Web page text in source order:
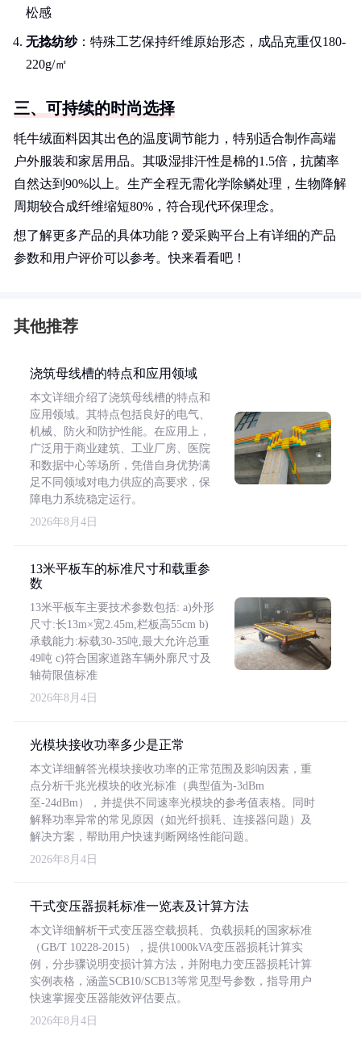
松感
无捻纺纱：特殊工艺保持纤维原始形态，成品克重仅180-
220g/㎡
三、可持续的时尚选择
牦牛绒面料因其出色的温度调节能力，特别适合制作高端
户外服装和家居用品。其吸湿排汗性是棉的1.5倍，抗菌率
自然达到90%以上。生产全程无需化学除鳞处理，生物降解
周期较合成纤维缩短80%，符合现代环保理念。
想了解更多产品的具体功能？爱采购平台上有详细的产品
参数和用户评价可以参考。快来看看吧！
其他推荐
浇筑母线槽的特点和应用领域
本文详细介绍了浇筑母线槽的特点和
应用领域。其特点包括良好的电气、
机械、防火和防护性能。在应用上，
广泛用于商业建筑、工业厂房、医院
和数据中心等场所，凭借自身优势满
足不同领域对电力供应的高要求，保
障电力系统稳定运行。
2026年8月4日
13米平板车的标准尺寸和载重参
数
13米平板车主要技术参数包括: a)外形
尺寸:长13m×宽2.45m,栏板高55cm b)
承载能力:标载30-35吨,最大允许总重
49吨 c)符合国家道路车辆外廓尺寸及
轴荷限值标准
2026年8月4日
光模块接收功率多少是正常
本文详细解答光模块接收功率的正常范围及影响因素，重
点分析千兆光模块的收光标准（典型值为-3dBm
至-24dBm），并提供不同速率光模块的参考值表格。同时
解释功率异常的常见原因（如光纤损耗、连接器问题）及
解决方案，帮助用户快速判断网络性能问题。
2026年8月4日
干式变压器损耗标准一览表及计算方法
本文详细解析干式变压器空载损耗、负载损耗的国家标准
（GB/T 10228-2015），提供1000kVA变压器损耗计算实
例，分步骤说明变损计算方法，并附电力变压器损耗计算
实例表格，涵盖SCB10/SCB13等常见型号参数，指导用户
快速掌握变压器能效评估要点。
2026年8月4日